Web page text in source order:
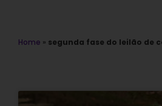
Home » segunda fase do leilão de